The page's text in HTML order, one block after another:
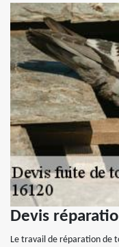
Devis
Le travail de réparation de